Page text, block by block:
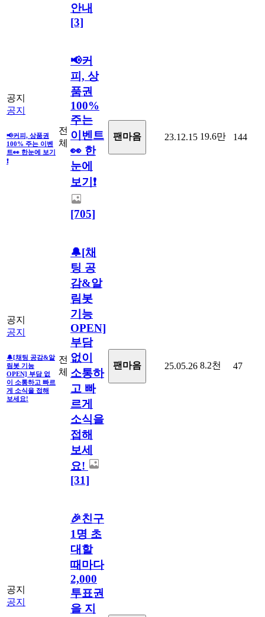
안내
[3]
공지
공지
📢커피, 상품권
100% 주는 이벤
트👀 한눈에 보기
❗
전
체
📢커
피, 상
품권
100%
주는
이벤트
👀 한
눈에
보기❗
[705]
팬마음 23.12.15 19.6만 144
공지
공지
🔔[채팅 공감&알
림봇 기능
OPEN] 부담 없
이 소통하고 빠르
게 소식을 접해
보세요!
전
체
🔔[채
팅 공
감&알
림봇
기능
OPEN]
부담
없이
소통하
고 빠
르게
소식을
접해
보세
요!
[31]
팬마음 25.05.26 8.2천 47
공지
공지
🎉친구
1명 초
대할
때마다
2,000
투표권
을 지